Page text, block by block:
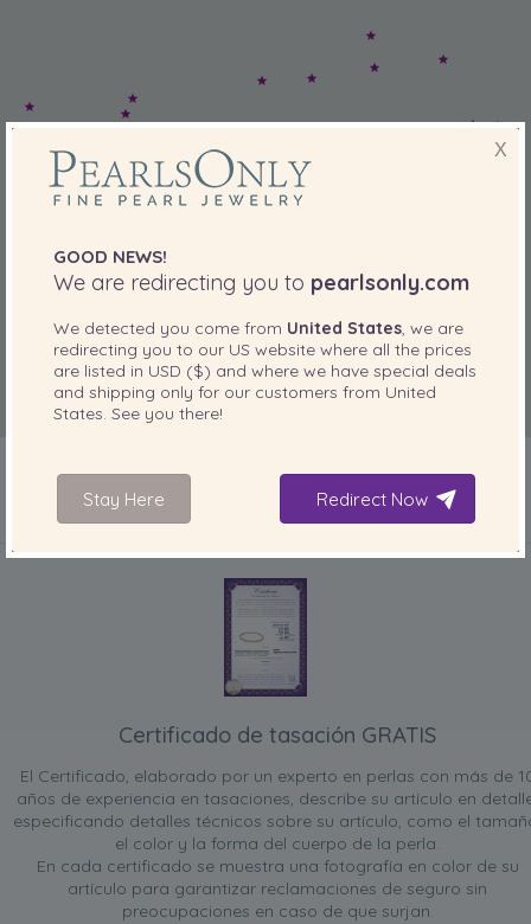
Certificado de tasación GRATIS
El Certificado, elaborado por un experto en perlas con más de
años de experiencia en tasaciones, describe su artículo en
especificando detalles técnicos sobre su artículo, como el
el color y la forma del cuerpo de la perla.
En cada certificado se muestra una fotografía en color de su
artículo para garantizar reclamaciones de seguro sin
preocupaciones en caso de que surjan.
X
GOOD NEWS!
We are redirecting you to pearlsonly.com
We detected you come from United States , we are
redirecting you to our US website where all the prices
are listed in USD ($) and where we have special deals
and shipping only for our customers from United
States . See you there!
Stay Here Redirect Now